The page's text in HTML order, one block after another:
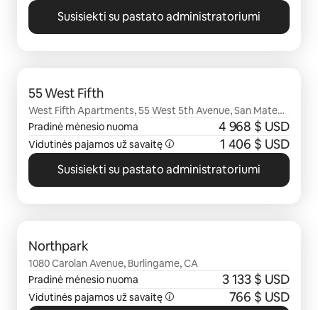
Susisiekti su pastato administratoriumi
55 West Fifth
West Fifth Apartments, 55 West 5th Avenue, San Mateo,
CA
Pradinė mėnesio nuoma 4 968 $ USD
Vidutinės pajamos už savaitę 1 406 $ USD
Susisiekti su pastato administratoriumi
Northpark
1080 Carolan Avenue, Burlingame, CA
Pradinė mėnesio nuoma
3 133 $ USD
Vidutinės pajamos už savaitę 766 $ USD